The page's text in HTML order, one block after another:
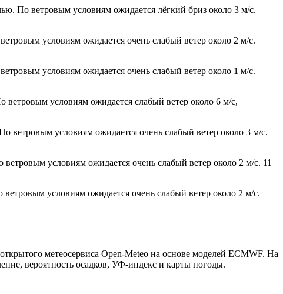
По ветровым условиям ожидается лёгкий бриз около 3 м/с.
условиям ожидается очень слабый ветер около 2 м/с.
условиям ожидается очень слабый ветер около 1 м/с.
ветровым условиям ожидается слабый ветер около 6 м/с,
ветровым условиям ожидается очень слабый ветер около 3 м/с.
условиям ожидается очень слабый ветер около 2 м/с. 11
условиям ожидается очень слабый ветер около 2 м/с.
метеосервиса Open-Meteo на основе моделей ECMWF. На
вероятность осадков, УФ-индекс и карты погоды.